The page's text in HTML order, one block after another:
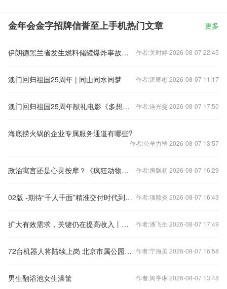
金年会金字招牌信誉至上手机热门文章 更多
伊朗德黑兰省发生燃料储罐爆炸事故致18人受伤 作者:关时婷 2026-08-07 22:45
澳门回归祖国25周年 | 同山同水同梦 作者:湛卿彬 2026-08-07 11:17
澳门回归祖国25周年献礼电影《多想和你再见一面》在港上映 作者:连光雯 2026-08-07 17:50
海底捞火锅的企业专属服务通道有哪些?
作者:公羊力罡 2026-08-07 13:57
政治寓言还是心灵按摩？《疯狂动物城2》的内涵与局限 作者:房飘初 2026-08-07 16:29
02版 -期待“千人千面”精准交付时代到来（子夜走笔） 作者:项颖炎 2026-08-07 16:43
扩大有效需求，关键仍在提高收入丨宏观月报 作者:潘飞生 2026-08-07 17:49
72台机器人将陆续上岗 北京市属公园开启智慧管理新模式 作者:宁海美 2026-08-07 16:58
男生翻浴池女生澡筐 作者:闵亨琳 2026-08-07 13:48